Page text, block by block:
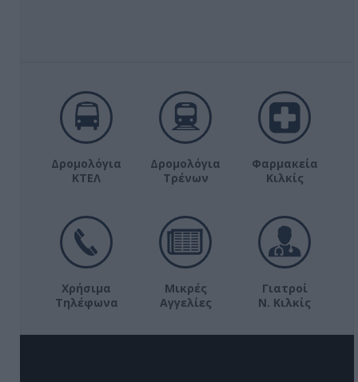
Δρομολόγια
ΚΤΕΛ
Δρομολόγια
Τρένων
Φαρμακεία
Κιλκίς
Χρήσιμα
Τηλέφωνα
Μικρές
Αγγελίες
Γιατροί
Ν. Κιλκίς